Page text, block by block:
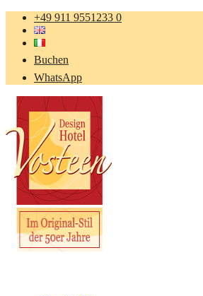
+49 911 9551233 0
Buchen
WhatsApp